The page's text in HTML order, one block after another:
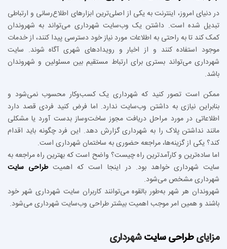
در دنیای امروز، اینترنت به یکی از اصلی‌ترین ابزارهای اطلاع‌رسانی و ارتباطی
تبدیل شده است. داشتن یک وب‌سایت شهرداری می‌تواند به شهروندان
کمک کند تا به راحتی به اطلاعات مورد نیاز خود دسترسی پیدا کنند، از خدمات
موجود استفاده کنند و از اخبار و رویدادهای شهری آگاه شوند. سایت
شهرداری می‌تواند بستری برای ارتباط مستقیم بین مسئولین و شهروندان
باشد.
ممکن است تصور کنید که شهرداری یک کسب‌وکار محسوب نمی‌شود و
بنابراین نیازی به داشتن وب‌سایت ندارد. اما فرض کنید فردی قصد دارد
اطلاعاتی در مورد مراحل دریافت مجوز ساخت‌وساز بدست آورد یا مشکلی
مانند نداشتن پلاک را به شهرداری گزارش دهد. این فرد چگونه باید اقدام
کند؟ یکی از گزینه‌ها، مراجعه حضوری به ساختمان شهرداری است.
اما ساده‌ترین و کارآمدترین راه چیست؟ واضح است که بهترین راه مراجعه به
سایت شهرداری خواهد بود. در اینجا است که اهمیتطراحی سایت
شهرداری مشخص می‌شود.
شهروندان هر شهر به‌طور بالقوه می‌توانند کاربران سایت شهرداری شهر خود
باشند و همین امر موجب اهمیت بیشتر طراحی وب‌سایت شهرداری می‌شود.
مزایایطراحی سایتشهرداری